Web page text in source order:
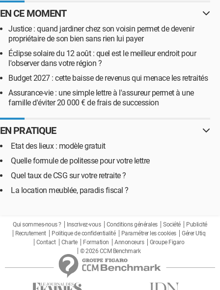
EN CE MOMENT
Justice : quand jardiner chez son voisin permet de devenir
propriétaire de son bien sans rien lui payer
Éclipse solaire du 12 août : quel est le meilleur endroit pour
l'observer dans votre région ?
Budget 2027 : cette baisse de revenus qui menace les retraités
Assurance-vie : une simple lettre à l'assureur permet à une
famille d'éviter 20 000 € de frais de succession
EN PRATIQUE
Etat des lieux : modèle gratuit
Quelle formule de politesse pour votre lettre
Quel taux de CSG sur votre retraite ?
La location meublée, paradis fiscal ?
Qui sommes-nous ? Inscrivez-vous Conditions générales Société
Publicité
Recrutement
Politique de confidentialité Paramétrer les cookies
Gérer Utiq
Contact
Charte Formation Annonceurs
Groupe Figaro
© 2026 CCM Benchmark